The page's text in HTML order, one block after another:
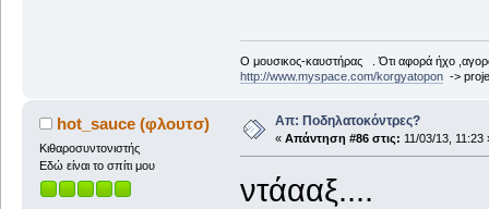
Ο μουσικος-καυστήρας . Ότι αφορά ήχο
http://www.myspace.com/korgyatopon->
hot_sauce (φλουτσ)
Κιθαροσυντονιστής
Εδώ είναι το σπίτι μου
Απ: Ποδηλατοκόντρες?
« Απάντηση #86 στις: 11/03/13, 11:23
ντάααξ....